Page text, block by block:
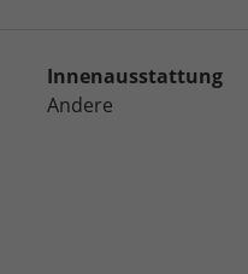
Innenausstattung
Andere